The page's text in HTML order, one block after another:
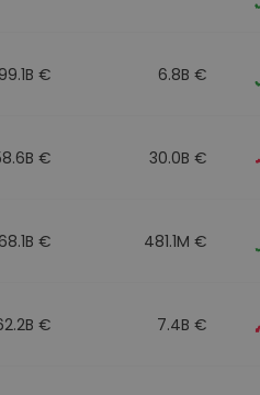
€ 6.8B €
€ 30.0B €
68.1B € 481.1M €
€ 7.4B €